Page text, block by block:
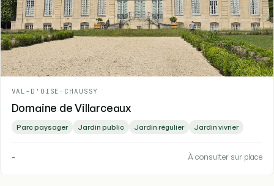
VAL-D'OISE - CHAUSSY
Domaine de Villarceaux
Parc paysager Jardin public Jardin régulier Jardin vivrier
- À consulter sur place